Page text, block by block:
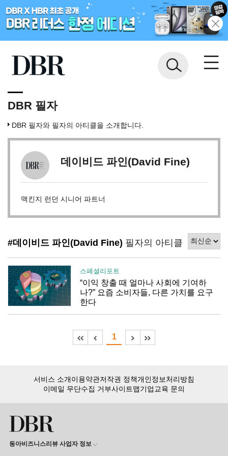
DBR 필자
DBR 필자와 필자의 아티클을 소개합니다.
데이비드 파인(David Fine)
맥킨지 런던 시니어 파트너
#데이비드 파인(David Fine) 필자의 아티클
스페셜리포트
“이익 창출 때 얼마나 사회에 기여하
나?” 요즘 소비자들, 다른 가치를 요구
한다
1
서비스 소개이용약관저작권 정책개인정보처리방침
이메일 무단수집 거부사이트맵기업교육 문의
동아비즈니스리뷰 사업자 정보